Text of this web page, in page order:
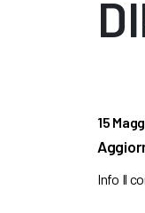
15
Info Il